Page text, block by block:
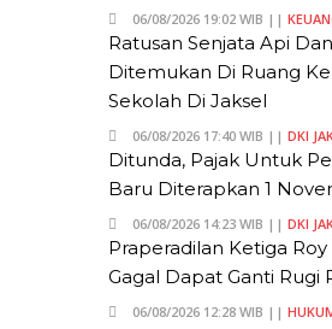
06/08/2026 19:02 WIB ||
Ratusan Senjata Api
Ditemukan Di Ruang
Sekolah Di Jaksel
06/08/2026 17:40 WIB || DKI
Ditunda, Pajak Untuk
Baru Diterapkan 1
06/08/2026 14:23 WIB || DKI
Praperadilan Ketiga
Gagal Dapat Ganti Rugi
06/08/2026 12:28 WIB ||